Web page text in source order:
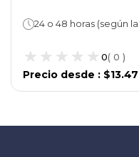
24 o 48 horas (según la opción
0( 0 )
Precio desde : $13.47